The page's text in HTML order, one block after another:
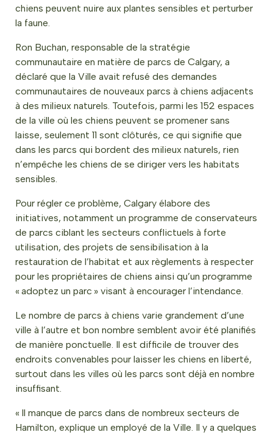
chiens peuvent nuire aux plantes sensibles et perturber
la faune.
Ron Buchan, responsable de la stratégie
communautaire en matière de parcs de Calgary, a
déclaré que la Ville avait refusé des demandes
communautaires de nouveaux parcs à chiens adjacents
à des milieux naturels. Toutefois, parmi les 152 espaces
de la ville où les chiens peuvent se promener sans
laisse, seulement 11 sont clôturés, ce qui signifie que
dans les parcs qui bordent des milieux naturels, rien
n’empêche les chiens de se diriger vers les habitats
sensibles.
Pour régler ce problème, Calgary élabore des
initiatives, notamment un programme de conservateurs
de parcs ciblant les secteurs conflictuels à forte
utilisation, des projets de sensibilisation à la
restauration de l’habitat et aux règlements à respecter
pour les propriétaires de chiens ainsi qu’un programme
« adoptez un parc » visant à encourager l’intendance.
Le nombre de parcs à chiens varie grandement d’une
ville à l’autre et bon nombre semblent avoir été planifiés
de manière ponctuelle. Il est difficile de trouver des
endroits convenables pour laisser les chiens en liberté,
surtout dans les villes où les parcs sont déjà en nombre
insuffisant.
« Il manque de parcs dans de nombreux secteurs de
Hamilton, explique un employé de la Ville. Il y a quelques